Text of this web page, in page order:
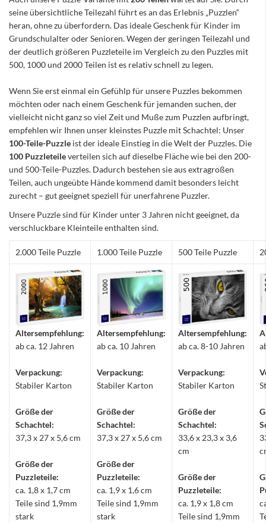
seine übersichtliche Teilezahl führt es an das Erlebnis „Puzzlen“
heran, ohne zu überfordern. Das ideale Geschenk für Kinder im
Grundschulalter oder Senioren. Wegen der geringen Teilezahl und
der deutlich größeren Puzzleteile im Vergleich zu den Puzzles mit
500, 1000 und 2000 Teilen ist es relativ schnell zu legen.
Wenn Sie erst einmal ein Gefühlp für unsere Puzzles bekommen
möchten oder nach einem Geschenk für jemanden suchen, der
vielleicht nicht ganz so viel Zeit und Muße zum Puzzlen aufbringt,
empfehlen wir Ihnen unser kleinstes Puzzle mit Schachtel: Unser
100-Teile-Puzzle ist der ideale Einstieg in die Welt der Puzzles. Die
100 Puzzleteileverteilen sich auf dieselbe Fläche wie bei den 200-
und 500-Teile-Puzzles. Dadurch bestehen sie aus extragroßen
Teilen, auch ungeübte Hände kommend damit besonders leicht
zurecht – gut geeignet speziell für unerfahrene Puzzler.
Unsere Puzzle sind für Kinder unter 3 Jahren nicht geeignet, da
verschluckbare Kleinteile enthalten sind.
2.000 Teile Puzzle 1.000 Teile Puzzle 500 Teile Puzzle
Altersempfehlung:
ab ca. 12 Jahren
Verpackung:
Stabiler Karton
Größe der
Schachtel:
37,3 x 27 x 5,6 cm
Größe der
Puzzleteile:
ca. 1,8 x 1,7 cm
Teile sind 1,9mm
stark
Altersempfehlung:
ab ca. 10 Jahren
Verpackung:
Stabiler Karton
Größe der
Schachtel:
37,3 x 27 x 5,6 cm
Größe der
Puzzleteile:
ca. 1,9 x 1,6 cm
Teile sind 1,9mm
stark
Altersempfehlung:
ab ca. 8-10 Jahren
Verpackung:
Stabiler Karton
Größe der
Schachtel:
33,6 x 23,3 x 3,6
cm
Größe der
Puzzleteile:
ca. 1,9 x 1,8 cm
Teile sind 1,9mm